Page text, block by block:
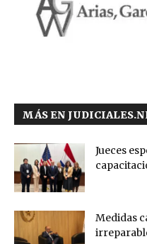
MÁS EN
Jueces
Medidas